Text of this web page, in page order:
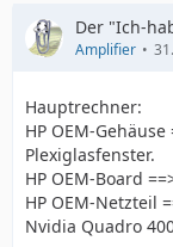
Der "Ich-
Amplifier
Hauptrechner:
HP OEM-
Plexiglasfenster.
HP OEM-Board
HP OEM-Netzteil
Nvidia Quadro